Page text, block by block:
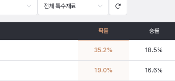
전체 특수재료
픽률 승률
35.2% 18.5%
19.0% 16.6%